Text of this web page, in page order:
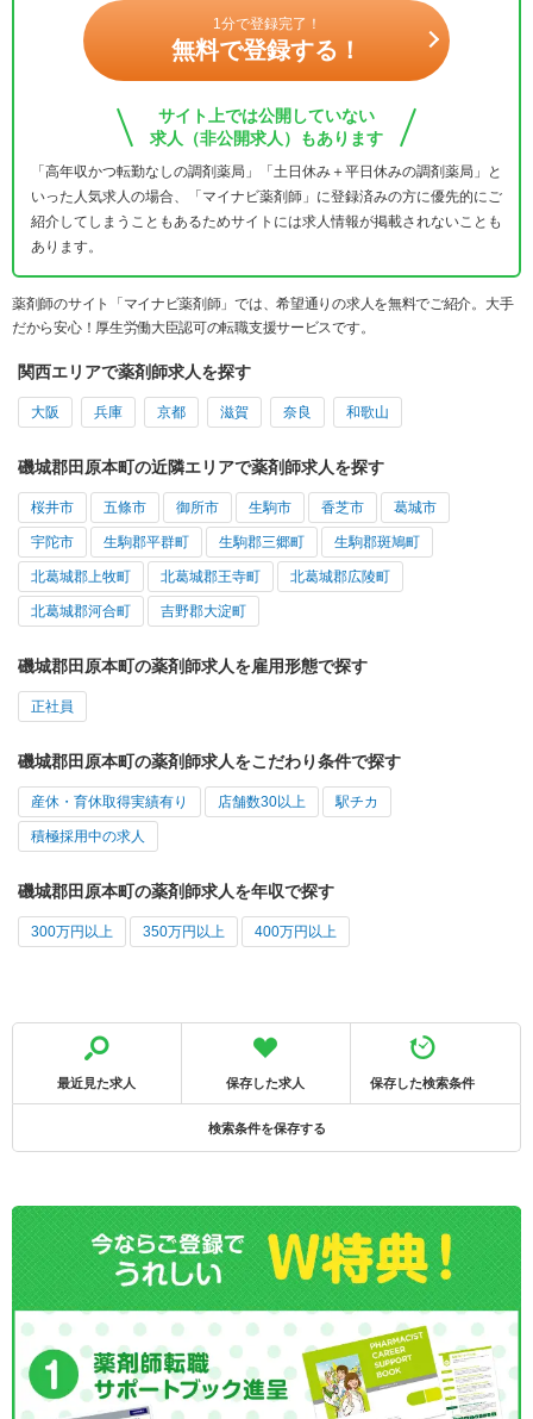
1分で登録完了！
無料で登録する！
サイト上では公開していない
求人（非公開求人）もあります
「高年収かつ転勤なしの調剤薬局」「土日休み＋平日休みの調剤薬局」と
いった人気求人の場合、「マイナビ薬剤師」に登録済みの方に優先的にご
紹介してしまうこともあるためサイトには求人情報が掲載されないことも
あります。
薬剤師のサイト「マイナビ薬剤師」では、希望通りの求人を無料でご紹介。大手
だから安心！厚生労働大臣認可の転職支援サービスです。
関西エリアで薬剤師求人を探す
大阪 兵庫 京都 滋賀 奈良 和歌山
磯城郡田原本町の近隣エリアで薬剤師求人を探す
桜井市 五條市 御所市 生駒市 香芝市 葛城市
宇陀市 生駒郡平群町 生駒郡三郷町 生駒郡斑鳩町
北葛城郡上牧町 北葛城郡王寺町 北葛城郡広陵町
北葛城郡河合町 吉野郡大淀町
磯城郡田原本町の薬剤師求人を雇用形態で探す
正社員
磯城郡田原本町の薬剤師求人をこだわり条件で探す
産休・育休取得実績有り 店舗数30以上 駅チカ
積極採用中の求人
磯城郡田原本町の薬剤師求人を年収で探す
300万円以上 350万円以上 400万円以上
最近見た求人 保存した求人 保存した検索条件
検索条件を保存する